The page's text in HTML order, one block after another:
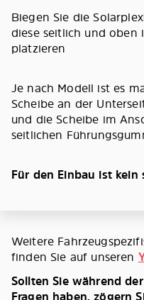
Biegen Sie die
diese seitlich und oben
platzieren
Je nach Modell ist es
Scheibe an der
und die Scheibe im
seitlichen
Für den Einbau ist
Weitere
finden Sie auf unseren
Sollten Sie während
Fragen haben, zögern